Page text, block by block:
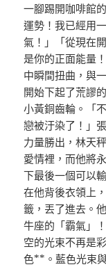
一腳踢開咖啡館
運勢！我已經用
氣！」「從現在
是你的正面能量
中瞬間扭曲，與
開始下起了荒謬
小黃銅齒輪。「
戀被汙染了！」
力量勝出，林天
愛情裡，而他將
下最後一個可以
在他背後衣領上
籤，丟了進去。
牛座的「霸氣」
空的光束不再是
色**。藍色光束